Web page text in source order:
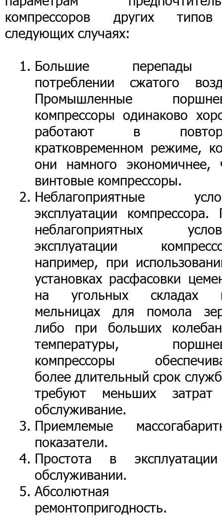
компрессоров других
следующих случаях:
Большие
потреблении сжатого
Промышленные
компрессоры одинаково
работают в
кратковременном режиме,
они намного экономичнее,
винтовые компрессоры.
Неблагоприятные
эксплуатации компрессора.
неблагоприятных
эксплуатации
например, при
установках расфасовки
на угольных складах
мельницах для помола
либо при больших
температуры,
компрессоры
более длительный срок
требуют меньших
обслуживание.
Приемлемые
показатели.
Простота в
обслуживании.
Абсолютная
ремонтопригодность.